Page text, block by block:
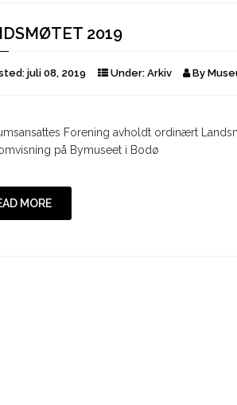
2019
juli 08, 2019 Under: Arkiv By
Forening avholdt ordinært
på Bymuseet i Bodø
MORE